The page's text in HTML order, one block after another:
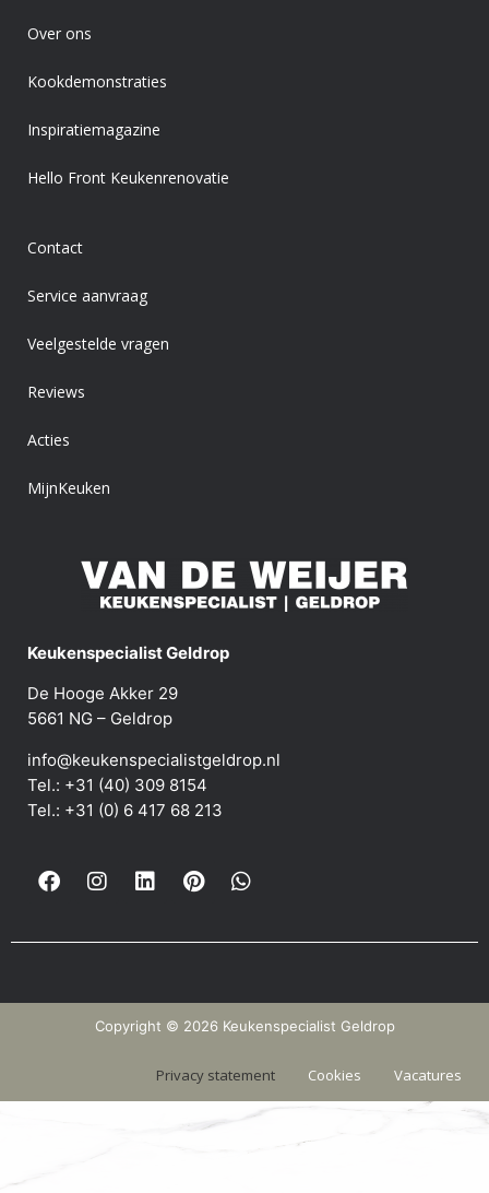
Over ons
Kookdemonstraties
Inspiratiemagazine
Hello Front Keukenrenovatie
Contact
Service aanvraag
Veelgestelde vragen
Reviews
Acties
MijnKeuken
Keukenspecialist Geldrop
De Hooge Akker 29
5661 NG – Geldrop
info@keukenspecialistgeldrop.nl
Tel.: +31 (40) 309 8154
Tel.: +31 (0) 6 417 68 213
Copyright © 2026 Keukenspecialist Geldrop
Privacy statement Cookies Vacatures